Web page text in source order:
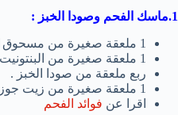
1.ماسك الفحم وصودا الخبز :
1 ملعقة صغيرة من مسحوق الفحم .
1 ملعقة صغيرة من البنتونيت .
ربع ملعقة من صودا الخبز .
1 ملعقة صغيرة من زيت جوز الهند .
اقرا عن فوائد الفحم